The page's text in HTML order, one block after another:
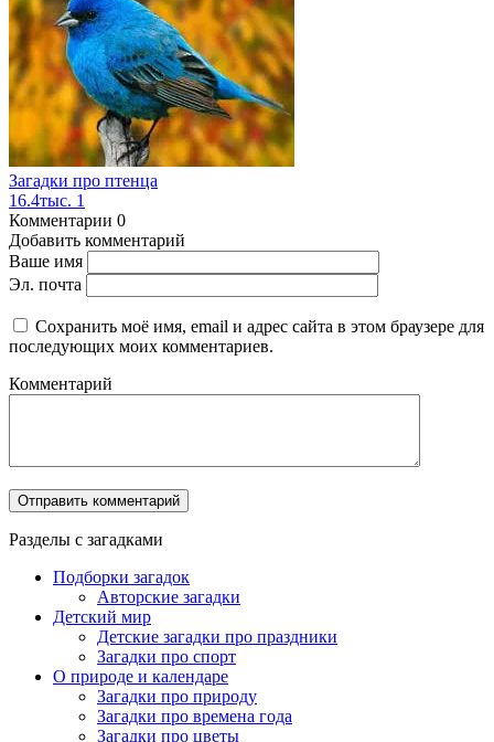
Загадки про птенца
16.4тыс. 1
Комментарии 0
Добавить комментарий
Ваше имя
Эл. почта
Сохранить моё имя, email и адрес сайта в этом браузере для
последующих моих комментариев.
Комментарий
Разделы с загадками
Подборки загадок
Авторские загадки
Детский мир
Детские загадки про праздники
Загадки про спорт
О природе и календаре
Загадки про природу
Загадки про времена года
Загадки про цветы